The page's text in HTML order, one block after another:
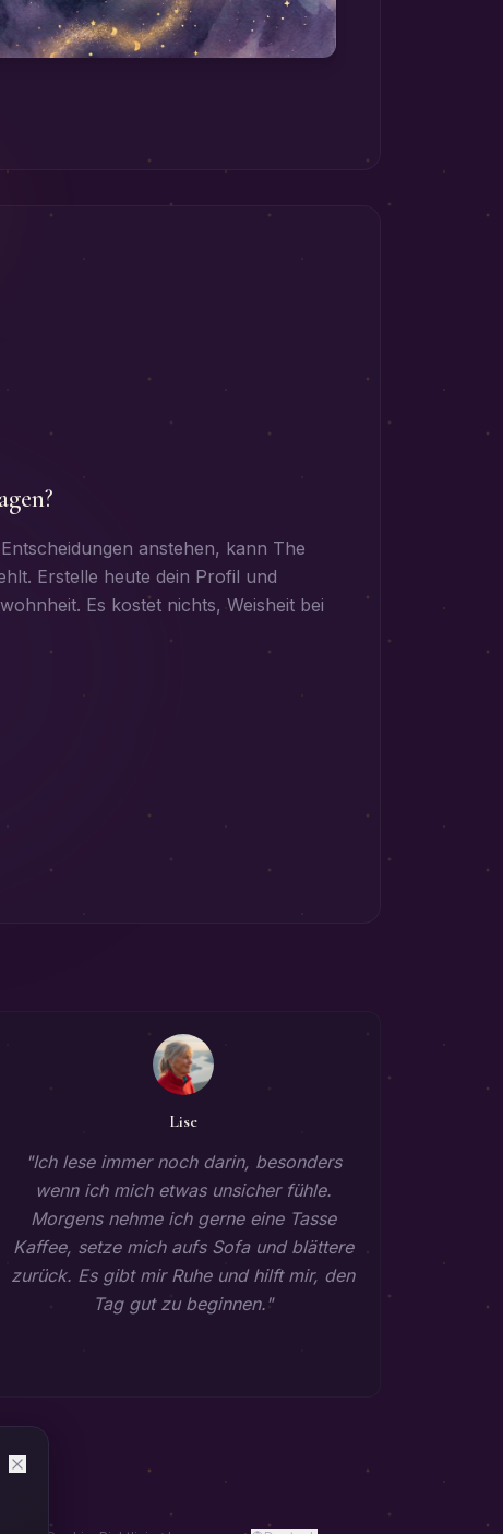
anstehen, kann The
Erstelle heute dein Profil und
Es kostet nichts, Weisheit bei
Lise
"Ich lese immer noch darin, besonders
wenn ich mich etwas unsicher fühle.
Morgens nehme ich gerne eine Tasse
Kaffee, setze mich aufs Sofa und blättere
zurück. Es gibt mir Ruhe und hilft mir, den
Tag gut zu beginnen."